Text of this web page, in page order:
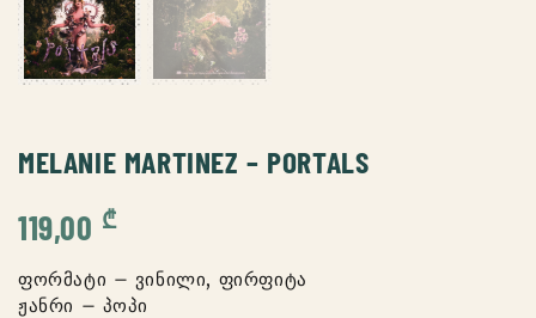
MELANIE MARTINEZ – PORTALS
119,00 ₾
ფორმატი – ვინილი, ფირფიტა
ჟანრი – პოპი